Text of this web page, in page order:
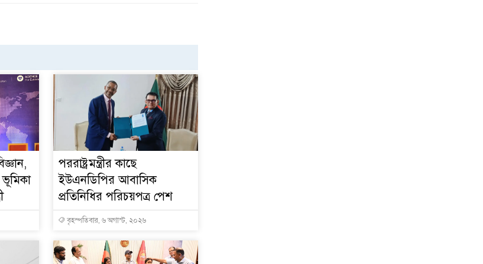
পররাষ্ট্রমন্ত্রীর কা‌ছে
ইউএনডিপির আবাসিক
প্রতিনিধির পরিচয়পত্র পেশ
বৃহস্পতিবার, ৬ অগাস্ট, ২০২৬